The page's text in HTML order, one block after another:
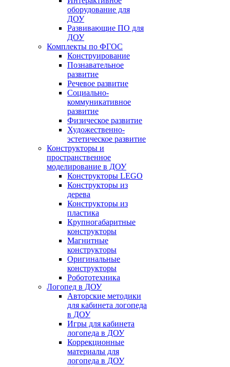
оборудование для
ДОУ
Развивающие ПО для
ДОУ
Комплекты по ФГОС
Конструирование
Познавательное
развитие
Речевое развитие
Социально-
коммуникативное
развитие
Физическое развитие
Художественно-
эстетическое развитие
Конструкторы и
пространственное
моделирование в ДОУ
Конструкторы LEGO
Конструкторы из
дерева
Конструкторы из
пластика
Крупногабаритные
конструкторы
Магнитные
конструкторы
Оригинальные
конструкторы
Робототехника
Логопед в ДОУ
Авторские методики
для кабинета логопеда
в ДОУ
Игры для кабинета
логопеда в ДОУ
Коррекционные
материалы для
логопеда в ДОУ